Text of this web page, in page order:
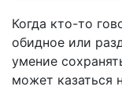
Когда кто-то
обидное или
умение
может казаться